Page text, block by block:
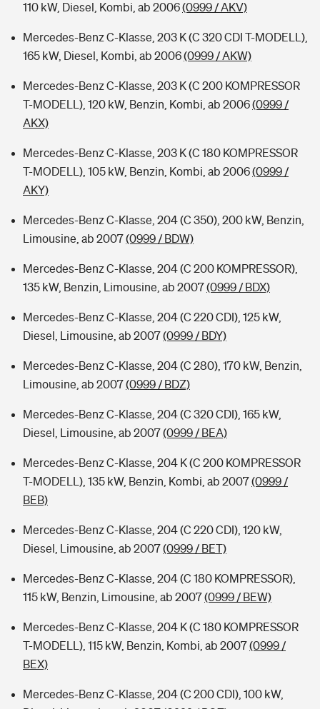
110 kW, Diesel, Kombi, ab 2006(0999 / AKV)
Mercedes-Benz C-Klasse, 203 K (C 320 CDI T-MODELL),
165 kW, Diesel, Kombi, ab 2006(0999 / AKW)
Mercedes-Benz C-Klasse, 203 K (C 200 KOMPRESSOR
T-MODELL), 120 kW, Benzin, Kombi, ab 2006(0999 /
AKX)
Mercedes-Benz C-Klasse, 203 K (C 180 KOMPRESSOR
T-MODELL), 105 kW, Benzin, Kombi, ab 2006(0999 /
AKY)
Mercedes-Benz C-Klasse, 204 (C 350), 200 kW, Benzin,
Limousine, ab 2007(0999 / BDW)
Mercedes-Benz C-Klasse, 204 (C 200 KOMPRESSOR),
135 kW, Benzin, Limousine, ab 2007(0999 / BDX)
Mercedes-Benz C-Klasse, 204 (C 220 CDI), 125 kW,
Diesel, Limousine, ab 2007(0999 / BDY)
Mercedes-Benz C-Klasse, 204 (C 280), 170 kW, Benzin,
Limousine, ab 2007(0999 / BDZ)
Mercedes-Benz C-Klasse, 204 (C 320 CDI), 165 kW,
Diesel, Limousine, ab 2007(0999 / BEA)
Mercedes-Benz C-Klasse, 204 K (C 200 KOMPRESSOR
T-MODELL), 135 kW, Benzin, Kombi, ab 2007(0999 /
BEB)
Mercedes-Benz C-Klasse, 204 (C 220 CDI), 120 kW,
Diesel, Limousine, ab 2007(0999 / BET)
Mercedes-Benz C-Klasse, 204 (C 180 KOMPRESSOR),
115 kW, Benzin, Limousine, ab 2007(0999 / BEW)
Mercedes-Benz C-Klasse, 204 K (C 180 KOMPRESSOR
T-MODELL), 115 kW, Benzin, Kombi, ab 2007(0999 /
BEX)
Mercedes-Benz C-Klasse, 204 (C 200 CDI), 100 kW,